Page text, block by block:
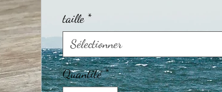
taille *
Sélectionner
Quantité*